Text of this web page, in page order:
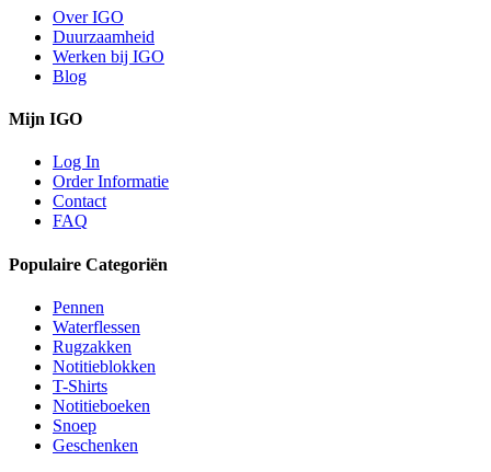
Over IGO
Duurzaamheid
Werken bij IGO
Blog
Mijn IGO
Log In
Order Informatie
Contact
FAQ
Populaire Categoriën
Pennen
Waterflessen
Rugzakken
Notitieblokken
T-Shirts
Notitieboeken
Snoep
Geschenken